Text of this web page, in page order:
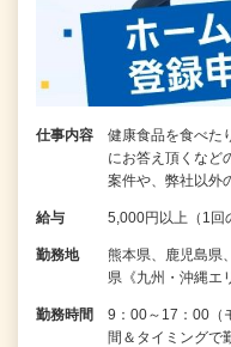
仕事内容
健康食品を食べた
にお答え頂くなど
案件や、弊社以外
給与 5,000円以上（1
勤務地
熊本県、鹿児島県
県《九州・沖縄エ
勤務時間
9：00～17：00（
間＆タイミングで